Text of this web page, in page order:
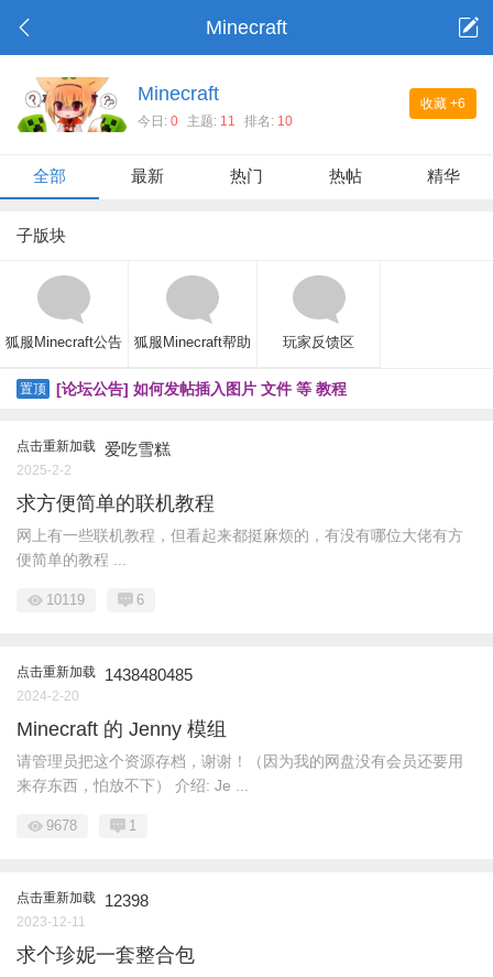
Minecraft
收藏 +6
Minecraft
今日: 0 主题: 11 排名: 10
全部 最新 热门 热帖 精华
子版块
狐服Minecraft公告 狐服Minecraft帮助 玩家反馈区
置顶 [论坛公告] 如何发帖插入图片 文件 等 教程
点击重新加载 爱吃雪糕
2025-2-2
求方便简单的联机教程
网上有一些联机教程，但看起来都挺麻烦的，有没有哪位大佬有方
便简单的教程 ...
10119 6
点击重新加载 1438480485
2024-2-20
Minecraft 的 Jenny 模组
请管理员把这个资源存档，谢谢！（因为我的网盘没有会员还要用
来存东西，怕放不下） 介绍: Je ...
9678 1
点击重新加载 12398
2023-12-11
求个珍妮一套整合包